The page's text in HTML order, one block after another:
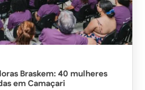
Braskem: 40 mulheres
em Camaçari